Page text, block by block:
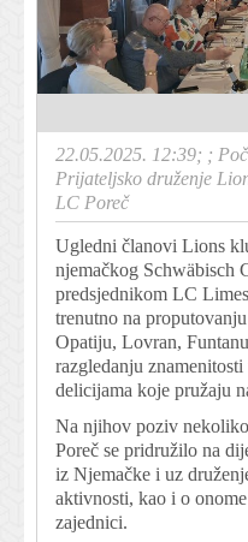
22.05.2025. 12:39; ;
Prijateljsko druženje
LC Poreč
Ugledni članovi Lions
njemačkog Schwäbisch
predsjednikom LC
trenutno na
Opatiju, Lovran,
razgledanju
delicijama koje pružaju
Na njihov poziv
Poreč se pridružilo na
iz Njemačke i uz
aktivnosti, kao i o
zajednici.